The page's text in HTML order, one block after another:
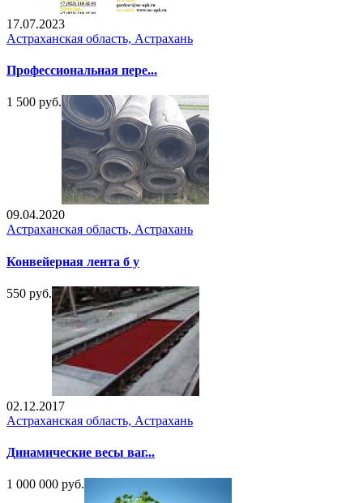
17.07.2023
Астраханская область, Астрахань
Профессиональная пере...
1 500 руб.
09.04.2020
Астраханская область, Астрахань
Конвейерная лента б у
550 руб.
02.12.2017
Астраханская область, Астрахань
Динамические весы ваг...
1 000 000 руб.